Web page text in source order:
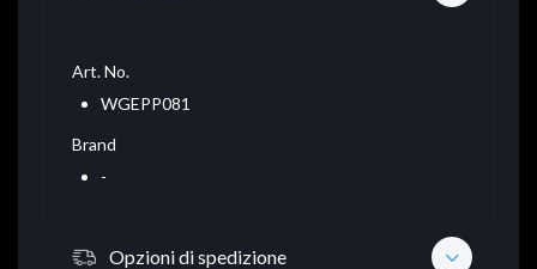
Art. No.
WGEPP081
Brand
-
Opzioni di spedizione